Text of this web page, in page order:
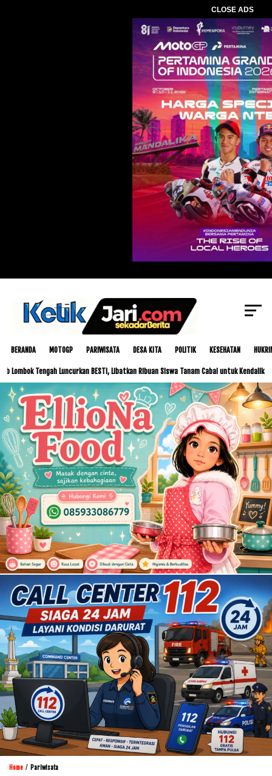
CLOSE ADS
BERANDA MOTOGP PARIWISATA DESA KITA POLITIK KESEHATAN
Luncurkan BESTI, Libatkan Ribuan Siswa Tanam Cabai untuk Kendalikan Inflasi
Home / Pariwisata